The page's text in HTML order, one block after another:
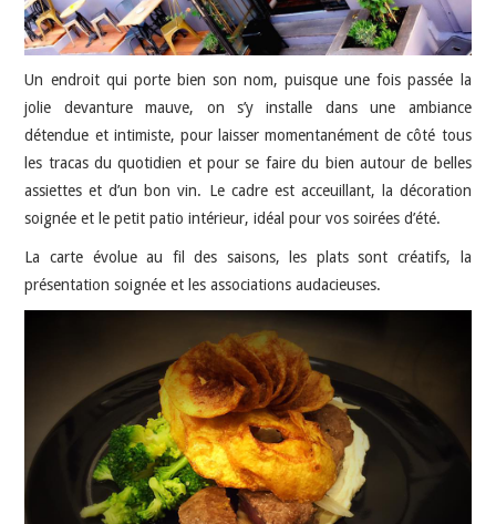
Un endroit qui porte bien son nom, puisque une fois passée la
jolie devanture mauve, on s’y installe dans une ambiance
détendue et intimiste, pour laisser momentanément de côté tous
les tracas du quotidien et pour se faire du bien autour de belles
assiettes et d’un bon vin. Le cadre est acceuillant, la décoration
soignée et le petit patio intérieur, idéal pour vos soirées d’été.
La carte évolue au fil des saisons, les plats sont créatifs, la
présentation soignée et les associations audacieuses.